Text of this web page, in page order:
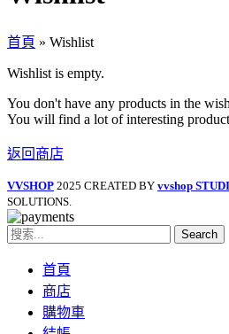
首頁 » Wishlist
Wishlist is empty.
You don't have any products in the
You will find a lot of interesting
返回商店
VVSHOP 2025 CREATED BY vvshop
SOLUTIONS.
Search
首頁
商店
購物車